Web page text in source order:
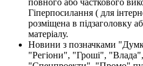
Гіперпосилання ( для
розміщена в підзаголовку
матеріалу.
Новини з позначками
"Регіони", "Гроші",